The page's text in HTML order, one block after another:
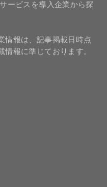
ービスを導入企業から探
情報は、記事掲載日時点
報に準じております。